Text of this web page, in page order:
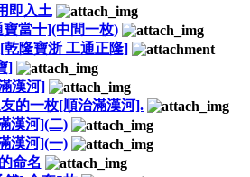
即入土
當十](中間一枚)
乾隆寶浙 工通正隆]
]
漢河]
的一枚[順治滿漢河].
漢河](二)
漢河](一)
命名